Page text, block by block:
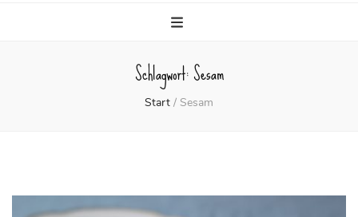
Cookinglisa
Schlagwort:Sesam
Start / Sesam